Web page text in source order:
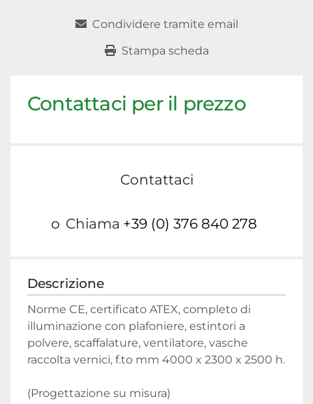
Condividere tramite email
Stampa scheda
Contattaci per il prezzo
Contattaci
o Chiama +39 (0) 376 840 278
Descrizione
Norme CE, certificato ATEX, completo di
illuminazione con plafoniere, estintori a
polvere, scaffalature, ventilatore, vasche
raccolta vernici, f.to mm 4000 x 2300 x 2500 h.
(Progettazione su misura)